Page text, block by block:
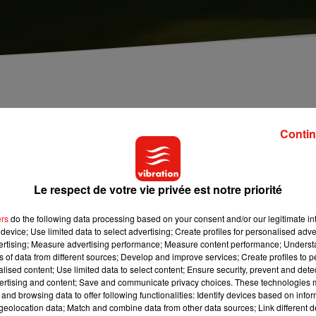
football ! Dans le Loiret, un nouveau stade
municipal.
proposée par un candidat aux municipales de 2020 à Orléans.
sportive dédiée au football car le stade la source se
pour que l’USO puisse être prêt à évoluer en ligue 1. S’il est
et tous les citoyens selon nos confrères de la République
en rien le projet de création d’une salle de sport de 10 000
@ReveillerOproposent un stade de football de 12.000
municipales de 2020.�x!�xÈpic.twitter.com/rac7GBeH48
Le respect de votre vie privée est notre priorité
do the following data processing based on your consent and/or our legitimate
Use limited data to select advertising; Create profiles for personalised
Measure advertising performance; Measure content performance;
of data from different sources; Develop and improve services; Create profiles to
content; Use limited data to select content; Ensure security, prevent and
and content; Save and communicate privacy choices. These technologies
browsing data to offer following functionalities: Identify devices based on
data; Match and combine data from other data sources; Link different